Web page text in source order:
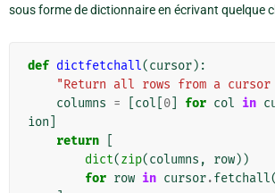
sous forme de dictionnaire en écrivant quelque
def dictfetchall(cursor):
"Return all rows from a
columns = col 0 for col in
ion
return
dict(zip(columns , row))
for row in cursor.fetchall